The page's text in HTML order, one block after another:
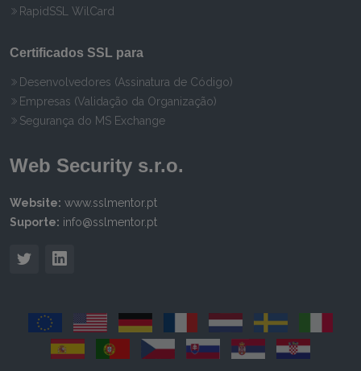
RapidSSL WilCard
Certificados SSL para
Desenvolvedores (Assinatura de Código)
Empresas (Validação da Organização)
Segurança do MS Exchange
Web Security s.r.o.
Website: www.sslmentor.pt
Suporte: info@sslmentor.pt